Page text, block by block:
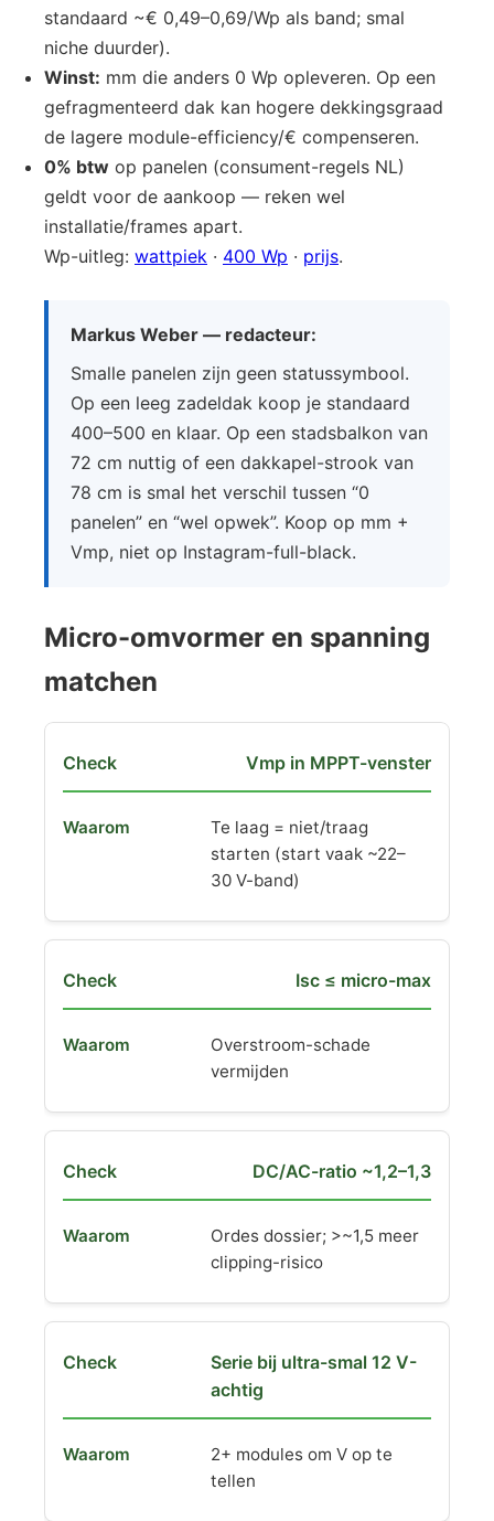
standaard ~€ 0,49–0,69/Wp als band; smal
niche duurder).
Winst: mm die anders 0 Wp opleveren. Op een
gefragmenteerd dak kan hogere dekkingsgraad
de lagere module-efficiency/€ compenseren.
0% btw op panelen (consument-regels NL)
geldt voor de aankoop — reken wel
installatie/frames apart.
Wp-uitleg: wattpiek · 400 Wp · prijs.
Markus Weber — redacteur:
Smalle panelen zijn geen statussymbool.
Op een leeg zadeldak koop je standaard
400–500 en klaar. Op een stadsbalkon van
72 cm nuttig of een dakkapel-strook van
78 cm is smal het verschil tussen “0
panelen” en “wel opwek”. Koop op mm +
Vmp, niet op Instagram-full-black.
Micro-omvormer en spanning
matchen
Vmp in MPPT-venster
Te laag = niet/traag
starten (start vaak ~22–
30 V-band)
Isc ≤ micro-max
Overstroom-schade
vermijden
DC/AC-ratio ~1,2–1,3
Ordes dossier; >~1,5 meer
clipping-risico
Serie bij ultra-smal 12 V-
achtig
2+ modules om V op te
tellen